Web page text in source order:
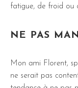
fatigue, de froid ou
NE PAS
Mon ami Florent,
ne serait pas